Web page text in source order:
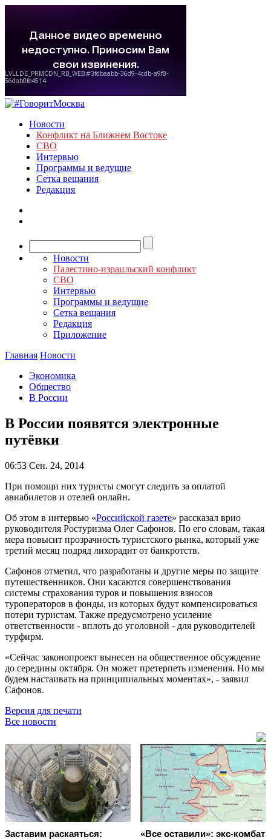
Новости
Конфликт на Ближнем Востоке
СВО
Интервью
Программы и ведущие
Сетка вещания
Редакция
Новости
Палестино-израильский конфликт
СВО
Интервью
Программы и ведущие
Сетка вещания
Редакция
Приложение
Главная Новости
Экономика
Общество
В России
В России появятся электронные
путёвки
06:53 Сен. 24, 2014
При помощи них туристы смогут следить за оплатой
авиабилетов и отелей онлайн.
Об этом в интервью «Российской газете» рассказал врио
руководителя Ростуризма Олег Сафонов. По его словам, такая
мера повысит прозрачность туристского рынка, который уже
третий месяц подряд лихорадит от банкротств.
Сафонов отметил, что разработаны и другие меры по защите
путешественников. Они касаются совершенствования
системы страхования туров и повышения взносов
туроператоров в фонды, из которых будут компенсироваться
потери туристам. Также предусмотрено усиление
ответственности - вплоть до уголовной - для руководителей
турфирм.
«Сейчас законопроект вынесен на общественное обсуждение
до середины октября. Он может претерпеть изменения. Но мы
будем настаивать на принципиальных моментах», - заявил
Сафонов.
Версия для печати
Все новости
Заставим раскаяться:
«Все оставили»: экс-комбат